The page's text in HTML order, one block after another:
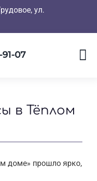
ул.
07
в Тёплом
доме» прошло ярко,